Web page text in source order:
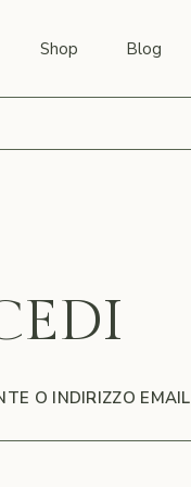
Shop Blog
O INDIRIZZO EMAIL